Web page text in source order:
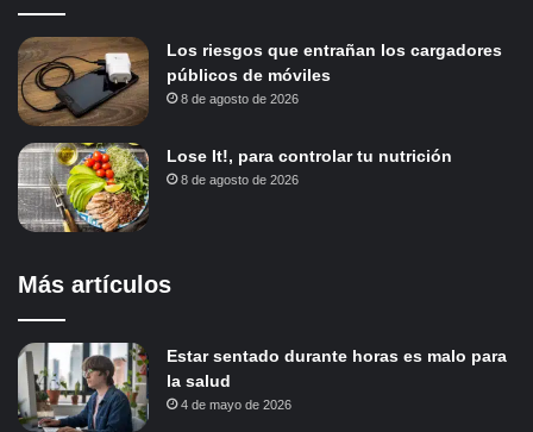
Los riesgos que entrañan los cargadores
públicos de móviles
8 de agosto de 2026
Lose It!, para controlar tu nutrición
8 de agosto de 2026
Más artículos
Estar sentado durante horas es malo para
la salud
4 de mayo de 2026